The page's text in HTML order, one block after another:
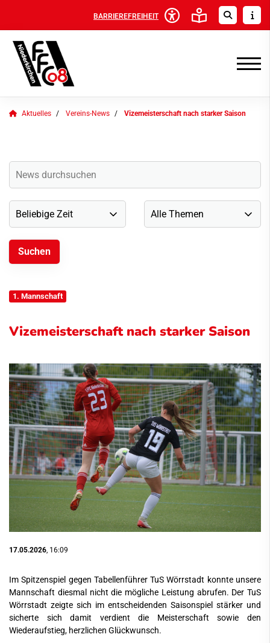
BARRIEREFREIHEIT
Aktuelles Vereins-News Vizemeisterschaft nach starker Saison
1. Mannschaft
Vizemeisterschaft nach starker Saison
17.05.2026 , 16:09
Im Spitzenspiel gegen Tabellenführer TuS Wörrstadt konnte unsere
Mannschaft diesmal nicht die mögliche Leistung abrufen. Der TuS
Wörrstadt zeigte sich im entscheidenden Saisonspiel stärker und
sicherte sich damit verdient die Meisterschaft sowie den
Wiederaufstieg, herzlichen Glückwunsch.